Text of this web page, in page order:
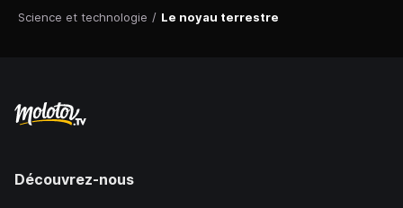
Science et technologie / Le noyau terrestre
Découvrez-nous